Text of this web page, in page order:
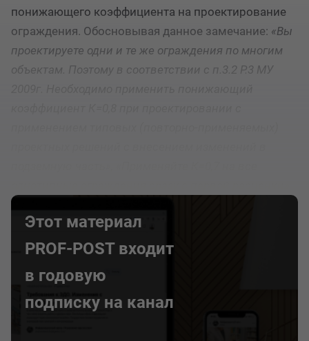
понижающего коэффициента на проектирование
ограждения. Обосновывая данное замечание: «Вы
проектируете одни и те же ограждения по многим
объектам. Поэтому в соответствии с п.3.2 Р.3 МУ
Этот материал
PROF-POST входит
в годовую
подписку на канал